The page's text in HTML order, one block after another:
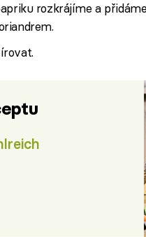
rozkrájíme a